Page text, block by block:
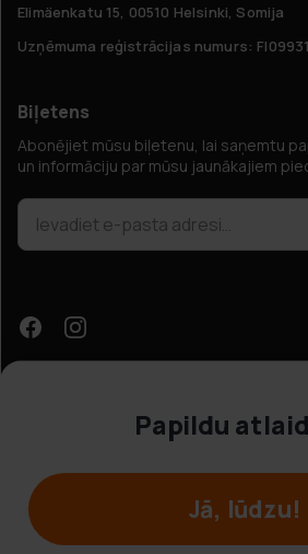
Elimäenkatu 15, 00510 Helsinki, Somija
Uzņēmuma reģistrācijas numurs:
Biļetens
Abonējiet mūsu biļetenu, lai saņemtu
un informāciju par mūsu jaunākajiem
© Hobbybox 2025
Papildu
Jā, lūdzu!